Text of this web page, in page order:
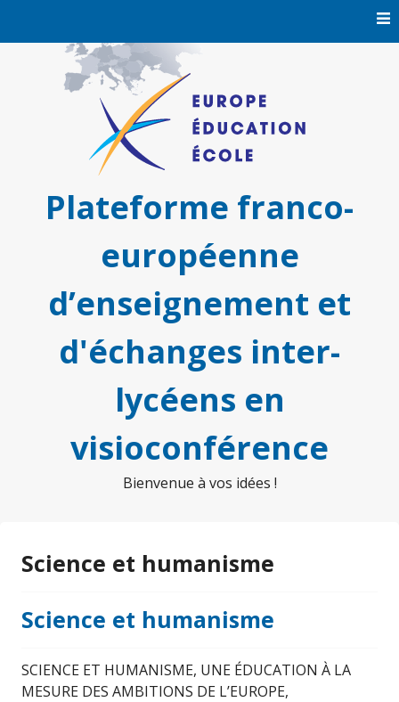
Plateforme franco-
européenne
d’enseignement et
d'échanges inter-
lycéens en
visioconférence
Bienvenue à vos idées !
Science et humanisme
Science et humanisme
SCIENCE ET HUMANISME, UNE ÉDUCATION À LA
MESURE DES AMBITIONS DE L’EUROPE,